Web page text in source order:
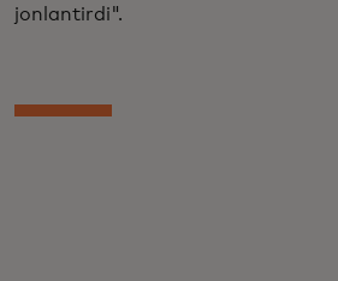
jonlantirdi".